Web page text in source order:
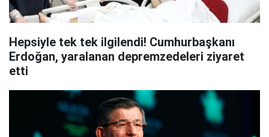
Hepsiyle tek tek ilgilendi! Cumhurbaşkanı
Erdoğan, yaralanan depremzedeleri ziyaret
etti